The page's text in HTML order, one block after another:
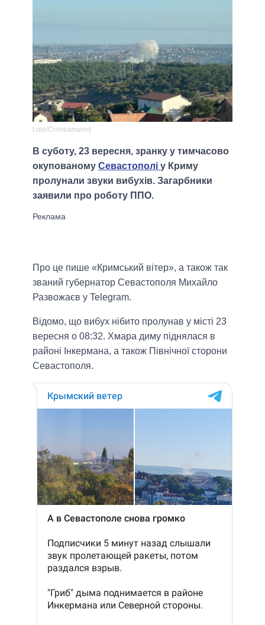
t.me/Crimeanwind
В суботу, 23 вересня, зранку у тимчасово
окупованому Севастополі у Криму
пролунали звуки вибухів. Загарбники
заявили про роботу ППО.
Про це пише «Кримський вітер», а також так
званий губернатор Севастополя Михайло
Развожаєв у Telegram.
Відомо, що вибух нібито пролунав у місті 23
вересня о 08:32. Хмара диму піднялася в
районі Інкермана, а також Північної сторони
Севастополя.